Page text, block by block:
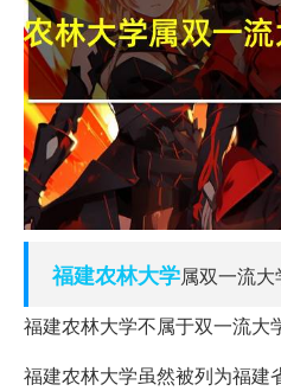
福建农林大学属双一流大
福建农林大学不属于双一流大
福建农林大学虽然被列为福建